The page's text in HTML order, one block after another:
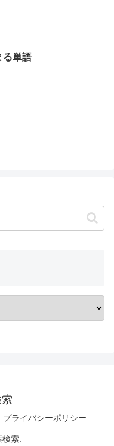
る単語
プライバシーポリシー
索.